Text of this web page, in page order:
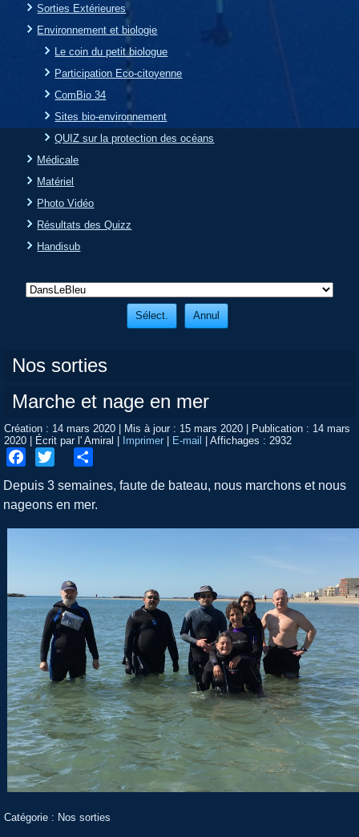
Sorties Extérieures
Environnement et biologie
Le coin du petit biologue
Participation Eco-citoyenne
ComBio 34
Sites bio-environnement
QUIZ sur la protection des océans
Médicale
Matériel
Photo Vidéo
Résultats des Quizz
Handisub
Nos sorties
Marche et nage en mer
Création : 14 mars 2020 | Mis à jour : 15 mars 2020 | Publication : 14 mars
2020 | Écrit par l' Amiral | Imprimer | E-mail |Affichages : 2932
Depuis 3 semaines, faute de bateau, nous marchons et nous
nageons en mer.
Catégorie : Nos sorties